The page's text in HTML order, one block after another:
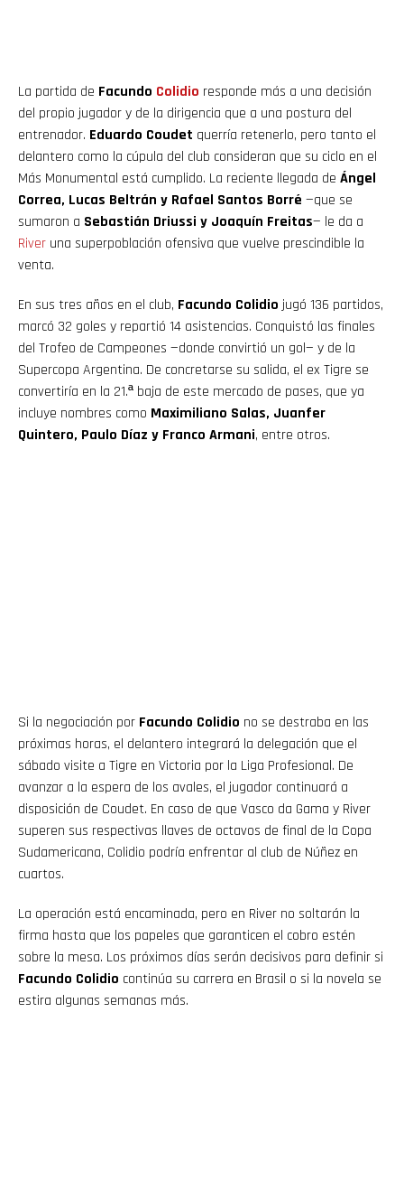
La partida de Facundo Colidio responde más a una decisión
del propio jugador y de la dirigencia que a una postura del
entrenador. Eduardo Coudet querría retenerlo, pero tanto el
delantero como la cúpula del club consideran que su ciclo en el
Más Monumental está cumplido. La reciente llegada de Ángel
Correa, Lucas Beltrán y Rafael Santos Borré —que se
sumaron a Sebastián Driussi y Joaquín Freitas— le da a
River una superpoblación ofensiva que vuelve prescindible la
venta.
En sus tres años en el club, Facundo Colidiojugó 136 partidos,
marcó 32 goles y repartió 14 asistencias. Conquistó las finales
del Trofeo de Campeones —donde convirtió un gol— y de la
Supercopa Argentina. De concretarse su salida, el ex Tigre se
convertiría en la 21.ª baja de este mercado de pases, que ya
incluye nombres como Maximiliano Salas, Juanfer
Quintero, Paulo Díaz y Franco Armani, entre otros.
Si la negociación por Facundo Colidio no se destraba en las
próximas horas, el delantero integrará la delegación que el
sábado visite a Tigre en Victoria por la Liga Profesional. De
avanzar a la espera de los avales, el jugador continuará a
disposición de Coudet. En caso de que Vasco da Gama y River
superen sus respectivas llaves de octavos de final de la Copa
Sudamericana, Colidio podría enfrentar al club de Núñez en
cuartos.
La operación está encaminada, pero en River no soltarán la
firma hasta que los papeles que garanticen el cobro estén
sobre la mesa. Los próximos días serán decisivos para definir si
Facundo Colidio continúa su carrera en Brasil o si la novela se
estira algunas semanas más.